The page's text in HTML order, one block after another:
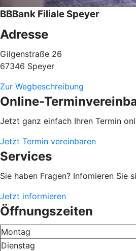
BBBank Filiale Speyer
Adresse
Gilgenstraße 26
67346 Speyer
Zur Wegbeschreibung
Online-
Jetzt ganz einfach Ihren Termin
Jetzt Termin vereinbaren
Services
Sie haben Fragen? Infomieren Sie
Jetzt informieren
Öffnungszeiten
Montag
Dienstag